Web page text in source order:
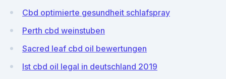
Cbd optimierte gesundheit schlafspray
Perth cbd weinstuben
Sacred leaf cbd oil bewertungen
Ist cbd oil legal in deutschland 2019